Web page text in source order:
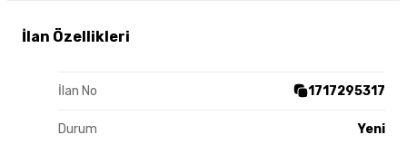
İlan Özellikleri
İlan No 1717295317
Durum Yeni